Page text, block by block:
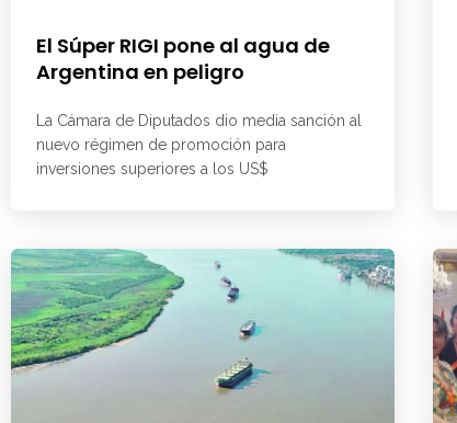
El Súper RIGI pone al agua de
Argentina en peligro
La Cámara de Diputados dio media sanción al
nuevo régimen de promoción para
inversiones superiores a los US$